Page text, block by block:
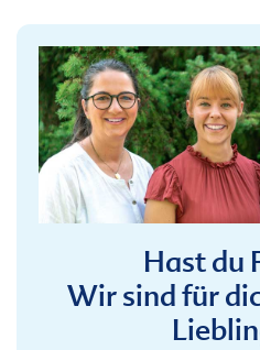
Hast du
Wir sind für